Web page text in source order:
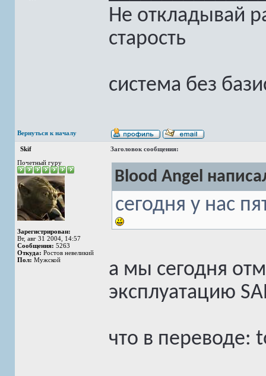
Не откладывай
старость
система без
Вернуться к началу
Skif
Заголовок сообщения:
Почетный гуру
Зарегистрирован:
Вт, авг 31 2004, 14:57
Сообщения: 5263
Откуда: Ростов невеликий
Пол: Мужской
Blood Angel
сегодня у нас
а мы сегодня
эксплуатацию
что в переводе: